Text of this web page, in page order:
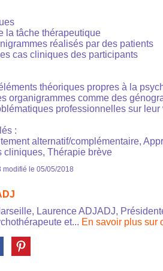
la tâche thérapeutique
réalisés par des patients
cas cliniques des participants
théoriques propres à la
organigrammes comme des
professionnelles sur
:
alternatif/complémentaire,
cliniques, Thérapie brève
modifié le 05/05/2018
Laurence ADJADJ,
et... En savoir plus sur